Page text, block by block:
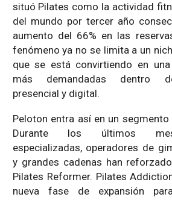
situó Pilates como la actividad
del mundo por tercer año
aumento del 66% en las
fenómeno ya no se limita a un
que se está convirtiendo en
más demandadas dentro
presencial y digital.
Peloton entra así en un segmento
Durante los últimos
especializadas, operadores de
y grandes cadenas han
Pilates Reformer. Pilates
nueva fase de expansión